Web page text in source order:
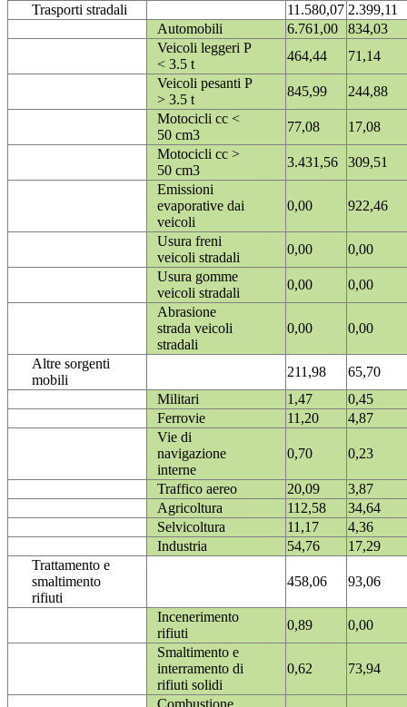
Trasporti stradali
11.580,07 2.399,11
Automobili
6.761,00
834,03
Veicoli leggeri P
< 3.5 t
464,44
71,14
Veicoli pesanti P
> 3.5 t
845,99
244,88
Motocicli cc <
50 cm3
77,08
17,08
Motocicli cc >
50 cm3
3.431,56
309,51
Emissioni
evaporative dai
veicoli
0,00 922,46
Usura freni
veicoli stradali
0,00
0,00
Usura gomme
veicoli stradali
0,00
0,00
Abrasione
strada veicoli
stradali
0,00 0,00
Altre sorgenti
mobili
211,98
65,70
Militari
1,47
0,45
Ferrovie
11,20
4,87
Vie di
navigazione
interne
0,70 0,23
Traffico aereo 20,09
3,87
Agricoltura
112,58
34,64
Selvicoltura
11,17
4,36
Industria
54,76
17,29
Trattamento e
smaltimento
rifiuti
458,06 93,06
Incenerimento
rifiuti
0,89
0,00
Smaltimento e
interramento di
rifiuti solidi
0,62 73,94